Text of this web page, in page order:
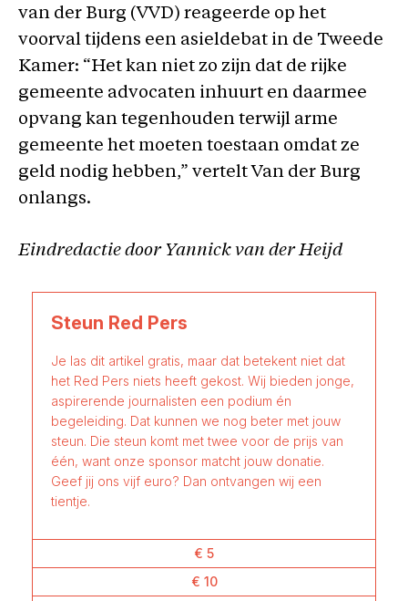
van der Burg (VVD) reageerde op het
voorval tijdens een asieldebat in de Tweede
Kamer: “Het kan niet zo zijn dat de rijke
gemeente advocaten inhuurt en daarmee
opvang kan tegenhouden terwijl arme
gemeente het moeten toestaan omdat ze
geld nodig hebben,” vertelt Van der Burg
onlangs.
Eindredactie door Yannick van der Heijd
Steun Red Pers
Je las dit artikel gratis, maar dat betekent niet dat
het Red Pers niets heeft gekost. Wij bieden jonge,
aspirerende journalisten een podium én
begeleiding. Dat kunnen we nog beter met jouw
steun. Die steun komt met twee voor de prijs van
één, want onze sponsor matcht jouw donatie.
Geef jij ons vijf euro? Dan ontvangen wij een
tientje.
€ 5
€ 10